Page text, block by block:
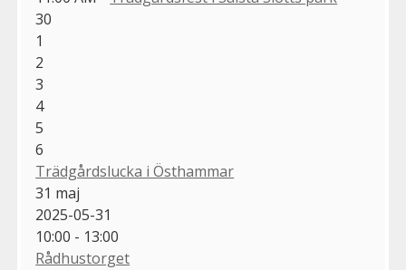
30
1
2
3
4
5
6
Trädgårdslucka i Östhammar
31 maj
2025-05-31
10:00 - 13:00
Rådhustorget